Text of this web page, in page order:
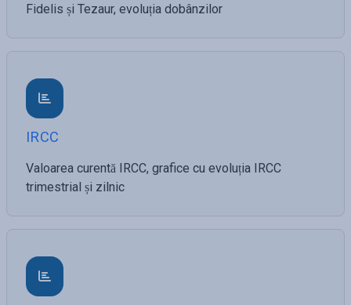
Fidelis și Tezaur, evoluția dobânzilor
IRCC
Valoarea curentă IRCC, grafice cu evoluția IRCC
trimestrial și zilnic